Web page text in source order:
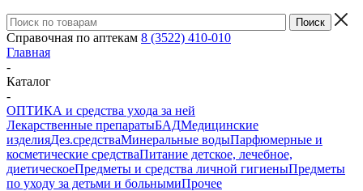
Справочная по аптекам 8 (3522) 410-010
Главная
-
Каталог
-
ОПТИКА и средства ухода за ней
Лекарственные препаратыБАДМедицинские
изделияДез.средстваМинеральные водыПарфюмерные и
косметические средстваПитание детское, лечебное,
диетическоеПредметы и средства личной гигиеныПредметы
по уходу за детьми и больнымиПрочее